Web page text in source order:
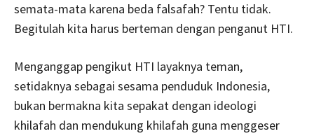
semata-mata karena beda falsafah? Tentu tidak.
Begitulah kita harus berteman dengan penganut HTI.
Menganggap pengikut HTI layaknya teman,
setidaknya sebagai sesama penduduk Indonesia,
bukan bermakna kita sepakat dengan ideologi
khilafah dan mendukung khilafah guna menggeser